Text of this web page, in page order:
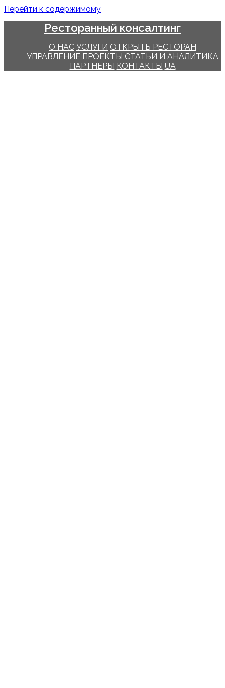
Перейти к содержимому
Ресторанный консалтинг
О НАС УСЛУГИ ОТКРЫТЬ РЕСТОРАН
УПРАВЛЕНИЕ ПРОЕКТЫ СТАТЬИ И АНАЛИТИКА
ПАРТНЕРЫ КОНТАКТЫ UA